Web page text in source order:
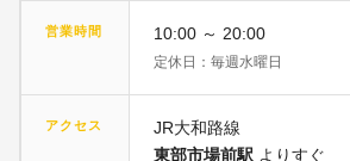
営業時間 10:00 ～ 20:00
定休日：毎週水曜日
アクセス
JR大和路線
東部市場前駅 よりすぐ